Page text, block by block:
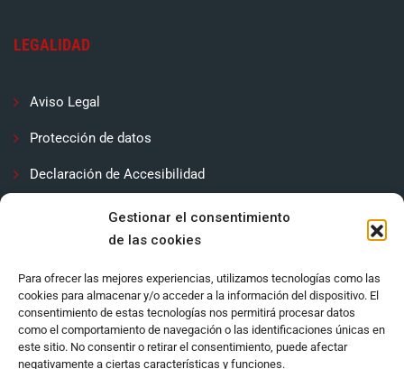
Gestionar el consentimiento
de las cookies
Para ofrecer las mejores experiencias, utilizamos tecnologías como las
cookies para almacenar y/o acceder a la información del dispositivo. El
consentimiento de estas tecnologías nos permitirá procesar datos
como el comportamiento de navegación o las identificaciones únicas en
este sitio. No consentir o retirar el consentimiento, puede afectar
negativamente a ciertas características y funciones.
LEGALIDAD
Aviso Legal
Protección de datos
Declaración de Accesibilidad
Política de cookies (UE)